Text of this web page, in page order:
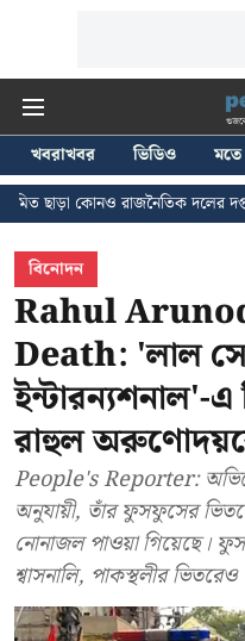
খবরাখবর ভিডিও মতে
দলের দপ্তরে পুলিশ ঢুকতে
বিনোদন
Rahul
Death: 'লাল
ইন্টারন্যশনাল'-এ
রাহুল
People's Reporter:
অনুযায়ী, তাঁর ফুসফুসের
নোনাজল পাওয়া গিয়েছে।
শ্বাসনালি, পাকস্থলীর